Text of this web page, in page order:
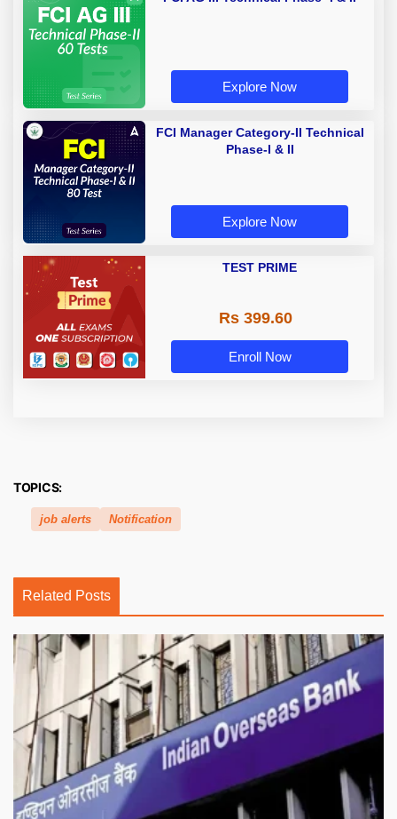
Explore Now
FCI Manager Category-II Technical
Phase-I & II
Explore Now
TEST PRIME
Rs 399.60
Enroll Now
TOPICS:
job alerts Notification
Related Posts